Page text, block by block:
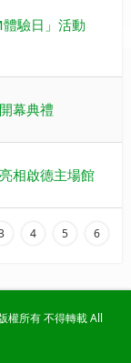
驗日」活動
幕典禮
相啟德主場館
4 5 6
權所有 不得轉載 All